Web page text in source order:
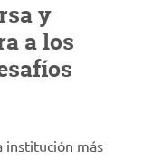
y
a los
institución más